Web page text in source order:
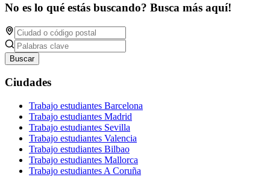
No es lo qué estás buscando? Busca más aquí!
Buscar
Ciudades
Trabajo estudiantes Barcelona
Trabajo estudiantes Madrid
Trabajo estudiantes Sevilla
Trabajo estudiantes Valencia
Trabajo estudiantes Bilbao
Trabajo estudiantes Mallorca
Trabajo estudiantes A Coruña